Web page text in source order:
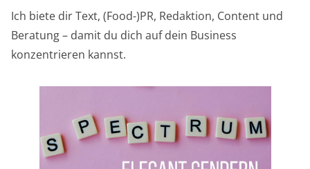
Ich biete dir Text, (Food-)PR, Redaktion, Content und
Beratung – damit du dich auf dein Business
konzentrieren kannst.